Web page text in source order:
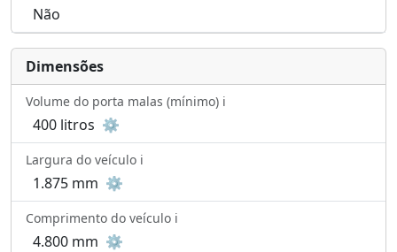
Não
Dimensões
Volume do porta malas (mínimo) ℹ️
400 litros ⚙️
Largura do veículo ℹ️
1.875 mm ⚙️
Comprimento do veículo ℹ️
4.800 mm ⚙️